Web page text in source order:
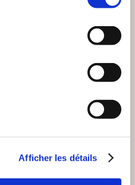
Afficher les détails
(0 avis)